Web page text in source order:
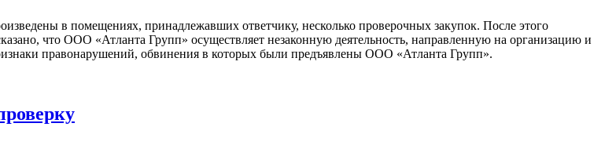
в помещениях, принадлежавших ответчику, несколько проверочных закупок. После этого
что ООО «Атланта Групп» осуществляет незаконную деятельность, направленную на организацию и
правонарушений, обвинения в которых были предъявлены ООО «Атланта Групп».